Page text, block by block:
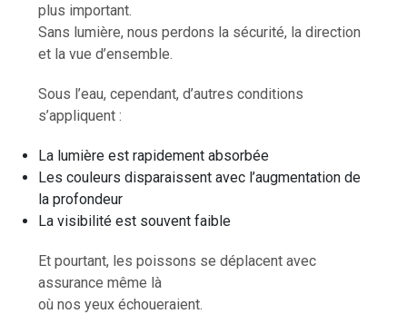
plus important.
Sans lumière, nous perdons la sécurité, la direction
et la vue d’ensemble.
Sous l’eau, cependant, d’autres conditions
s’appliquent :
La lumière est rapidement absorbée
Les couleurs disparaissent avec l’augmentation de
la profondeur
La visibilité est souvent faible
Et pourtant, les poissons se déplacent avec
assurance même là
où nos yeux échoueraient.